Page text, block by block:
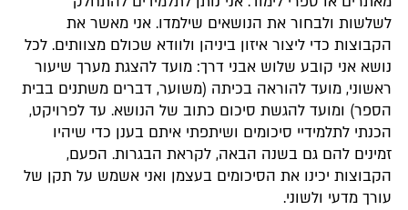
לשלשות ולבחור את הנושאים שילמדו. אני מאשר את
הקבוצות כדי ליצור איזון ביניהן ולוודא שכולם מצוותים. לכל
נושא אני קובע שלוש אבני דרך: מועד להצגת מערך שיעור
ראשוני, מועד להוראה בכיתה (משוער, דברים משתנים בבית
הספר) ומועד להגשת סיכום כתוב של הנושא. עד לפרויקט,
הכנתי לתלמידיי סיכומים ושיתפתי איתם בענן כדי שיהיו
זמינים להם גם בשנה הבאה, לקראת הבגרות. הפעם,
הקבוצות יכינו את הסיכומים בעצמן ואני אשמש על תקן של
עורך מדעי ולשוני.